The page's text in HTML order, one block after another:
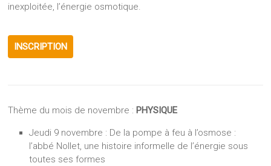
inexploitée, l’énergie osmotique.
INSCRIPTION
Thème du mois de novembre : PHYSIQUE
Jeudi 9 novembre : De la pompe à feu à l’osmose :
l’abbé Nollet, une histoire informelle de l’énergie sous
toutes ses formes